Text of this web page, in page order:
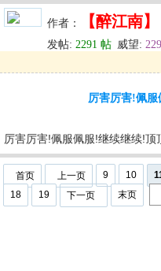
作者： 【醉江南】
发帖: 2291 帖 威望:
厉害厉害!佩
厉害厉害!佩服佩服!继续继续!顶
首页 上一页 9 10
18
19 下一页 末页